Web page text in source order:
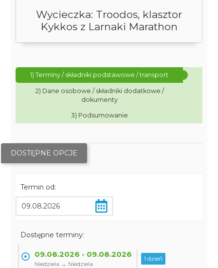
Wycieczka: Troodos, klasztor
Kykkos z Larnaki Marathon
1) Terminy / składniki podstawowe / transport
2) Dane osobowe / składniki dodatkowe /
dokumenty
3) Podsumowanie
DOSTĘPNE OPCJE
Termin od:
Dostępne terminy:
09.08.2026 - 09.08.2026
Niedziela → Niedziela
1 dzień